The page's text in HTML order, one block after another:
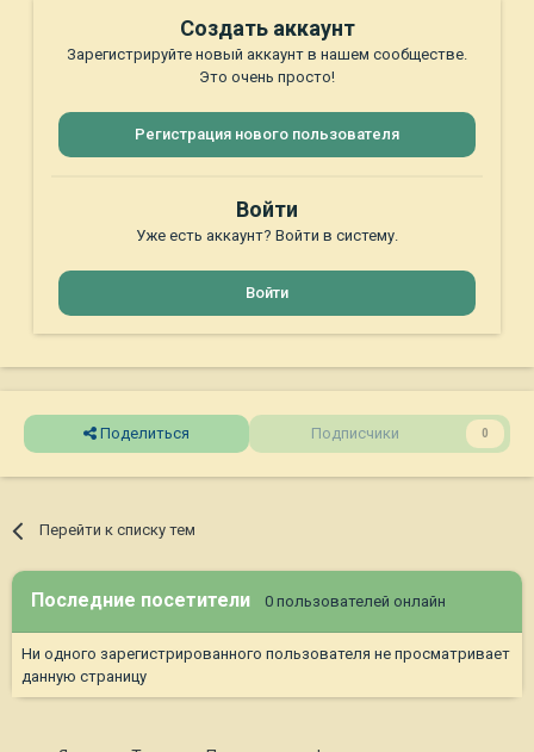
Создать аккаунт
Зарегистрируйте новый аккаунт в нашем сообществе.
Это очень просто!
Регистрация нового пользователя
Войти
Уже есть аккаунт? Войти в систему.
Войти
Поделиться Подписчики 0
Перейти к списку тем
Последние посетители 0 пользователей онлайн
Ни одного зарегистрированного пользователя не просматривает
данную страницу